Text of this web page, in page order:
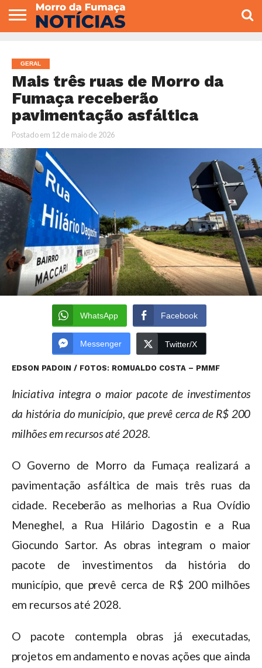
VEREADORES
GERAL
Mais três ruas de Morro da
Fumaça receberão
pavimentação asfáltica
Postado em 12 de maio de 2026
WhatsApp Facebook
Messenger Twitter/X
EDSON PADOIN / FOTOS: ROMUALDO COSTA – PMMF
Iniciativa integra o maior pacote de investimentos
da história do município, que prevê cerca de R$ 200
milhões em recursos até 2028.
O Governo de Morro da Fumaça realizará a
pavimentação asfáltica de mais três ruas da
cidade. Receberão as melhorias a Rua Ovídio
Meneghel, a Rua Hilário Dagostin e a Rua
Giocundo Sartor. As obras integram o maior
pacote de investimentos da história do
município, que prevê cerca de R$ 200 milhões
em recursos até 2028.
O pacote contempla obras já executadas,
projetos em andamento e novas ações que ainda